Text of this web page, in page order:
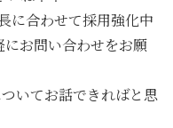
に合わせて採用強化中
お問い合わせをお願
いてお話できればと思